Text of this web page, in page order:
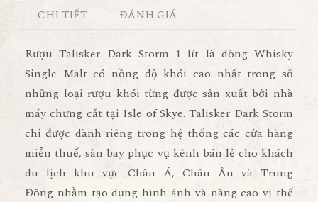
CHI TIẾT ĐÁNH GIÁ
Rượu Talisker Dark Storm 1 lít là dòng Whisky
Single Malt có nồng độ khói cao nhất trong số
những loại rượu khói từng được sản xuất bởi nhà
máy chưng cất tại Isle of Skye. Talisker Dark Storm
chỉ được dành riêng trong hệ thống các cửa hàng
miễn thuế, sân bay phục vụ kênh bán lẻ cho khách
du lịch khu vực Châu Á, Châu Âu và Trung
Đông nhằm tạo dựng hình ảnh và nâng cao vị thế